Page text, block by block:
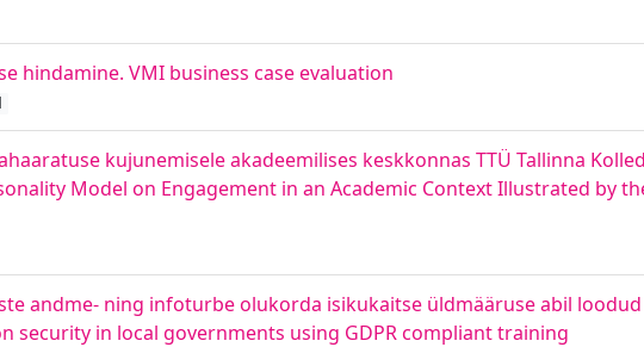
hindamine. VMI business case evaluation
kujunemisele akadeemilises keskkonnas TTÜ Tallinna
Model on Engagement in an Academic Context Illustrated by
andme- ning infoturbe olukorda isikukaitse üldmääruse abil
in local governments using GDPR compliant training